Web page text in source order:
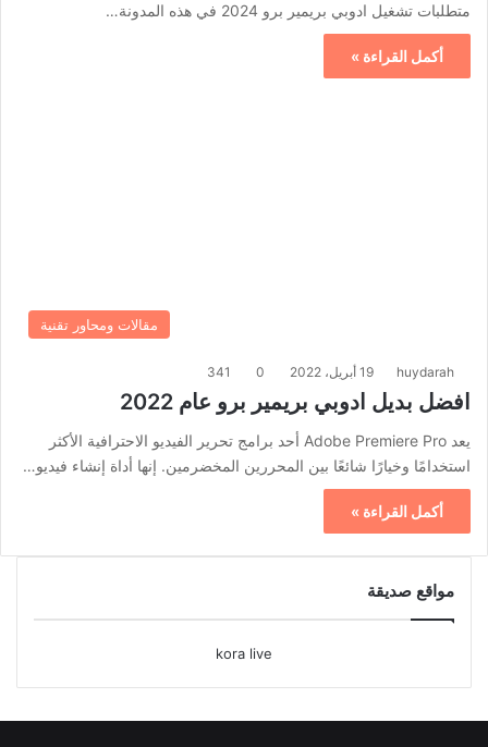
متطلبات تشغيل ادوبي بريمير برو 2024 في هذه المدونة…
أكمل القراءة »
مقالات ومحاور تقنية
huydarah 19 أبريل، 2022 0
341
افضل بديل ادوبي بريمير برو عام 2022
يعد Adobe Premiere Pro أحد برامج تحرير الفيديو الاحترافية الأكثر
استخدامًا وخيارًا شائعًا بين المحررين المخضرمين. إنها أداة إنشاء فيديو…
أكمل القراءة »
مواقع صديقة
kora live